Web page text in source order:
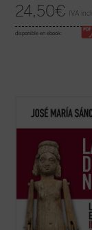
24,50€ IVA
disponible en ebook:
El autor nos da a conocer,
literatura, el arte y la
tiempo. Describe cómo
qué significaba su